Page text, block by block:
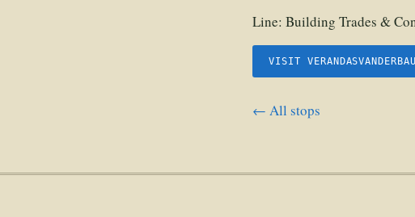
Line: Building Trades &
VISIT
← All stops